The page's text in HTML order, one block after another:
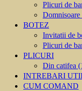
Plicuri de
BOTEZ
Invitatii de
Plicuri de
PLICURI
Din catifea
INTREBARI
CUM COMAND